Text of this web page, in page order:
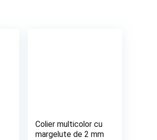
Colier multicolor cu
margelute de 2 mm